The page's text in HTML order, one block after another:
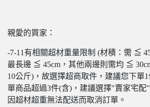
親愛的買家：
-7-11有相關超材重量限制 (材積：需 ≦
最長邊 ≦ 45cm，其他兩邊則需均 ≦
10公斤)，故選擇超商取件，建議您下單
單商品超過3件(含)，建議選擇"賣家宅
因超材超重無法配送而取消訂單。